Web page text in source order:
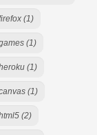
(1)
(1)
(1)
(1)
(2)